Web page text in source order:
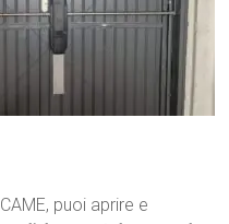
CAME, puoi aprire e